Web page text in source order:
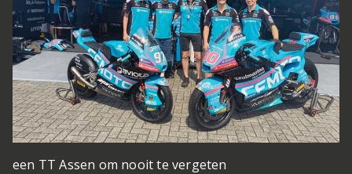
een TT Assen om nooit te vergeten